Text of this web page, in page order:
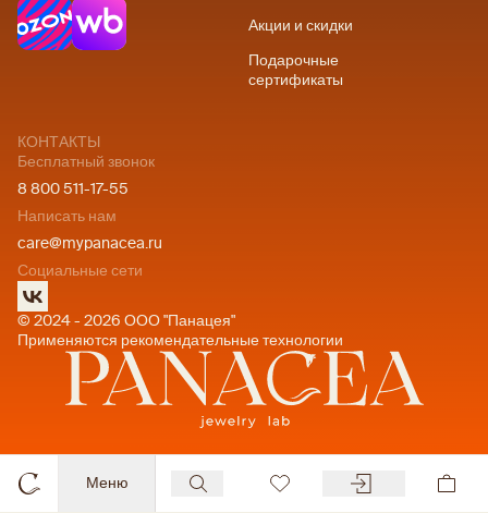
Меню
Акции и скидки
Подарочные
сертификаты
КОНТАКТЫ
Бесплатный звонок
8 800 511-17-55
Написать нам
care@mypanacea.ru
Социальные сети
© 2024 - 2026 ООО "Панацея"
Применяются рекомендательные технологии